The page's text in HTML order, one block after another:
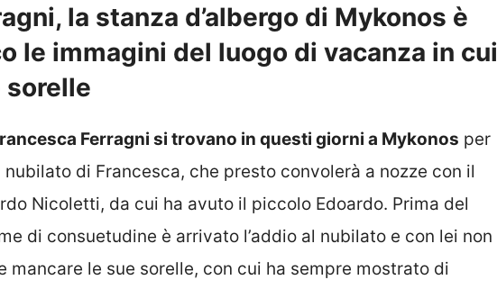
la stanza d’albergo di Mykonos è
le immagini del luogo di vacanza in cui
sorelle
Ferragni si trovano in questi giorni a Mykonos per
di Francesca, che presto convolerà a nozze con il
Nicoletti, da cui ha avuto il piccolo Edoardo. Prima del
di consuetudine è arrivato l’addio al nubilato e con lei non
mancare le sue sorelle, con cui ha sempre mostrato di